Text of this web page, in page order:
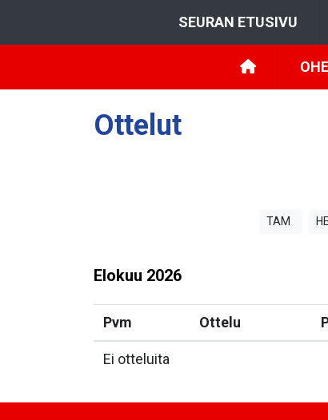
SEURAN ETUSIVU
Ottelut
TAM
Elokuu 2026
Pvm Ottelu
Ei otteluita